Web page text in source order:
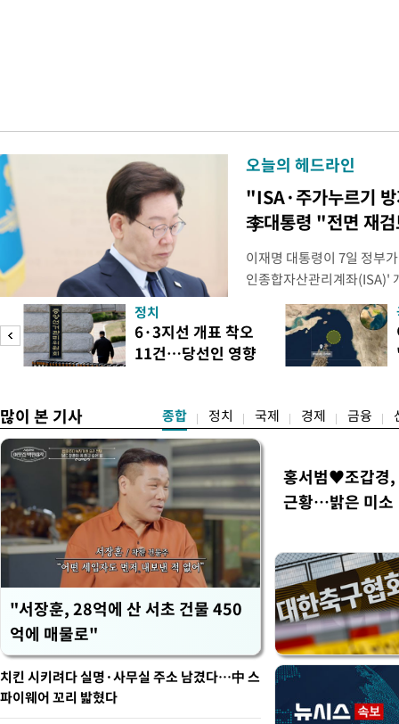
오늘의 헤드라인
"ISA·주가누르기
李대통령 "전면 재
이재명 대통령이 7일 정부
인종합자산관리계좌(ISA)'
안'을 전면 재검토 할 것을
들과의 상황 점검 회의에서
지법안을 둘러싼 투자자들
았다. 이 자리에서 이 대통
정치
6·3지선 개표 착오
11건…당선인 영향
많이 본 기사 종합 정치 국제 경제 금융
"서장훈, 28억에 산 서초 건물 450
억에 매물로"
홍서범♥조갑경,
근황…밝은 미소
치킨 시키려다 실명·사무실 주소 남겼다…中 스
파이웨어 꼬리 밟혔다